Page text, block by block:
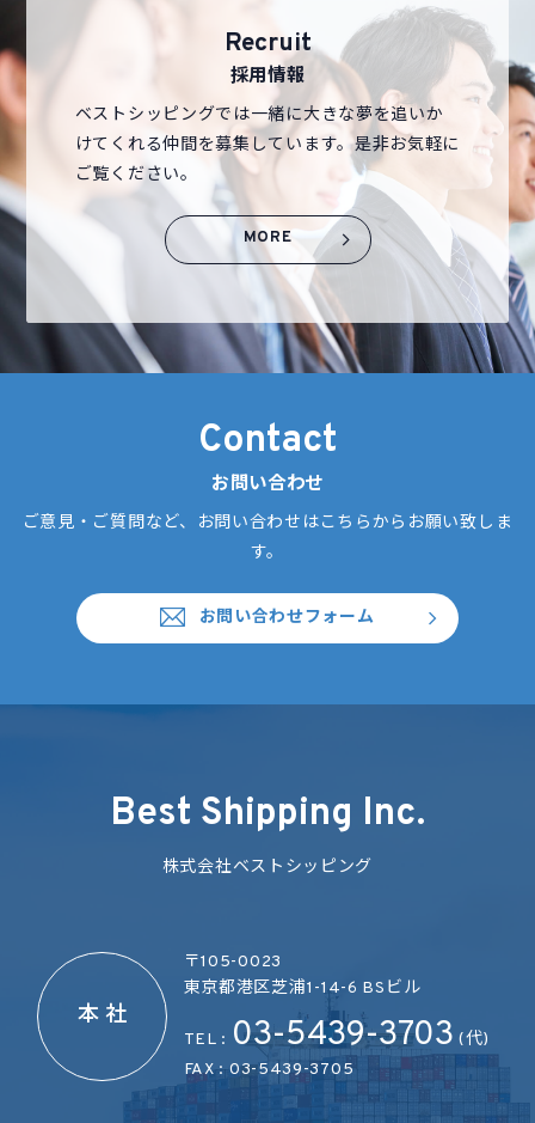
Recruit
採用情報
ベストシッピングでは一緒に大きな夢を追いか
けてくれる仲間を募集しています。是非お気軽に
ご覧ください。
MORE
Contact
お問い合わせ
ご意見・ご質問など、お問い合わせはこちらからお願い致しま
す。
お問い合わせフォーム
Best Shipping Inc.
株式会社ベストシッピング
本 社
〒105-0023
東京都港区芝浦1-14-6 BSビル
TEL : 03-5439-3703 (代)
FAX : 03-5439-3705